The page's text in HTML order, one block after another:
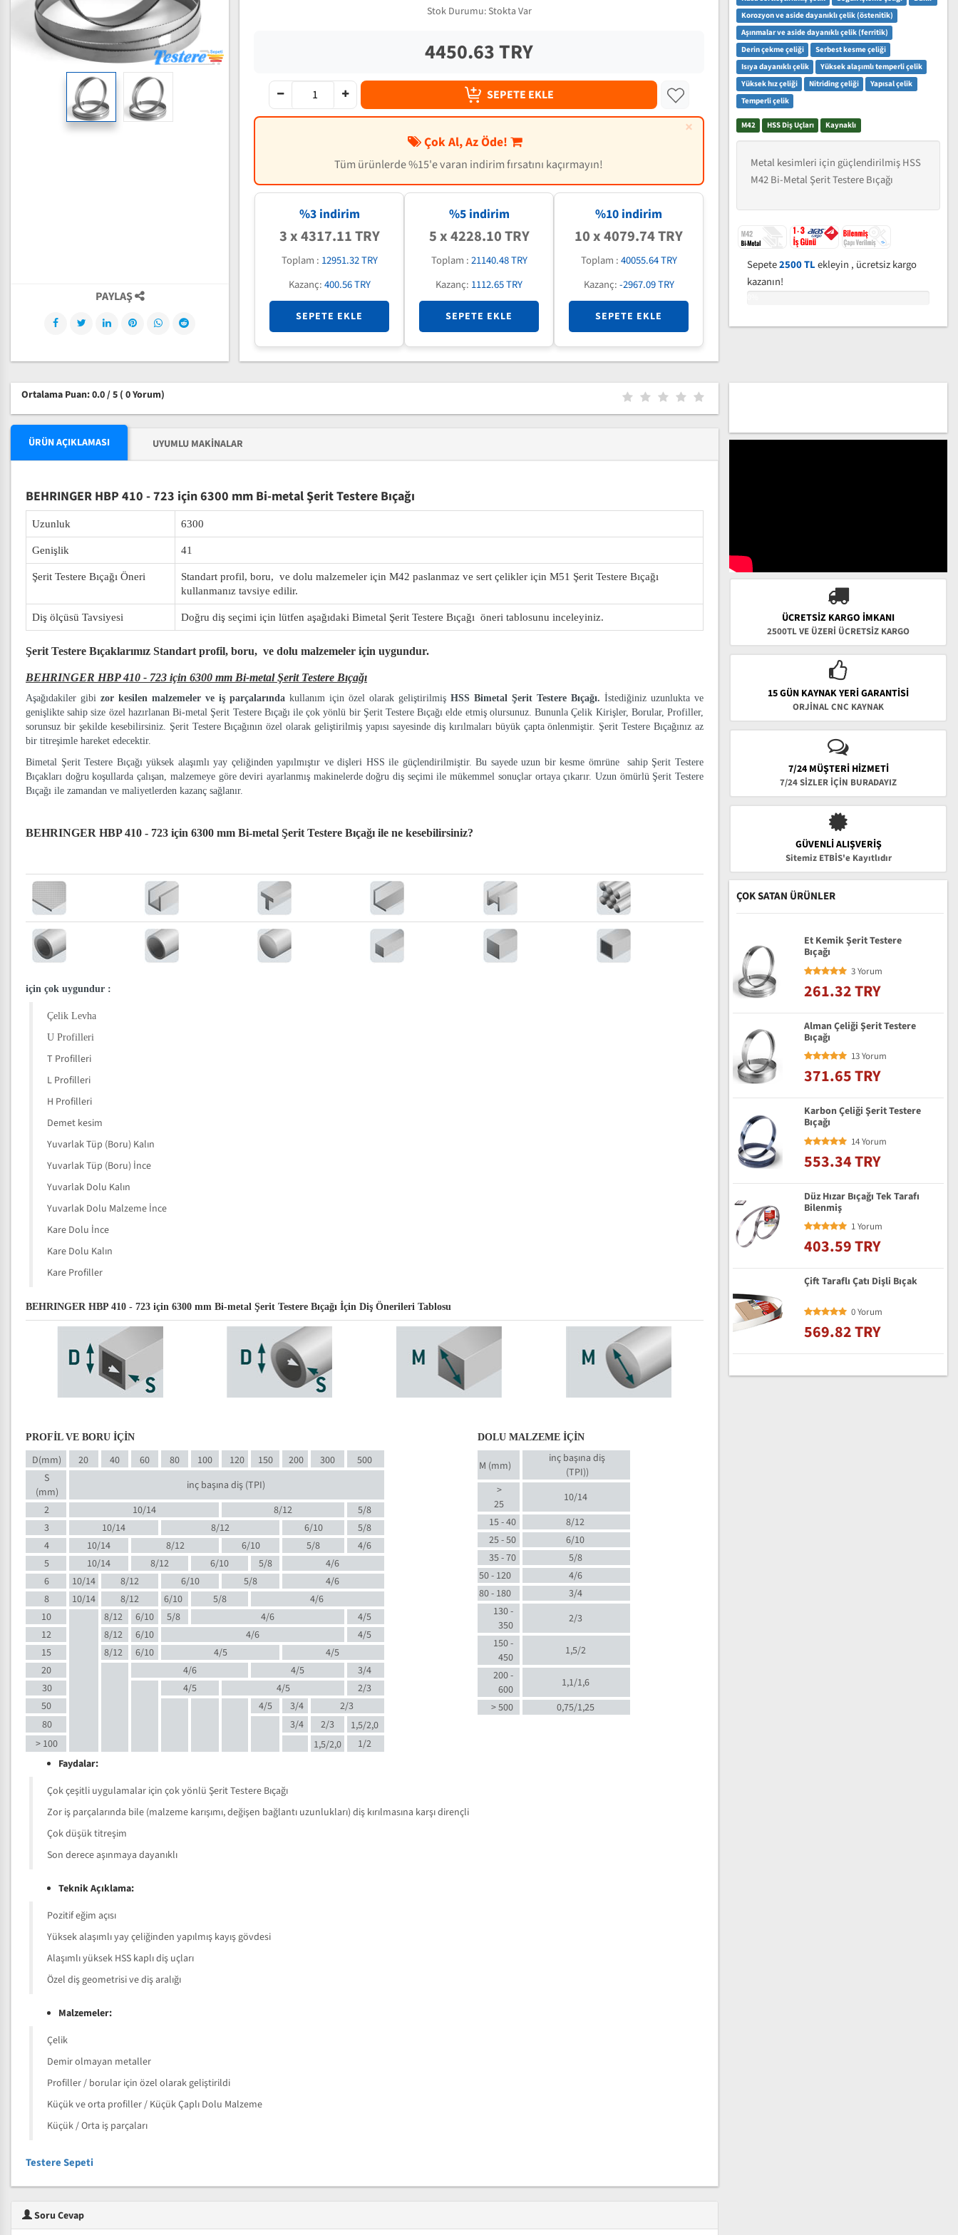
Stok Durumu: Stokta Var
4450.63 TRY
SEPETE EKLE
×
Çok Al, Az Öde!
Tüm ürünlerde %15'e varan indirim fırsatını kaçırmayın!
%3 indirim
3 x 4317.11 TRY
Toplam : 12951.32 TRY
Kazanç:400.56 TRY
SEPETE EKLE
%5 indirim
5 x 4228.10 TRY
Toplam :21140.48 TRY
Kazanç: 1112.65 TRY
SEPETE EKLE
%10 indirim
10 x 4079.74 TRY
Toplam :40055.64 TRY
Kazanç:-2967.09 TRY
SEPETE EKLE
PAYLAŞ
Korozyon ve aside dayanıklı çelik (östenitik)
Aşınmalar ve aside dayanıklı çelik (ferritik)
Derin çekme çeliği
Serbest kesme çeliği
Isıya dayanıklı çelik
Yüksek alaşımlı temperli çelik
Yüksek hız çeliği
Nitriding çeliği
Yapısal çelik
Temperli çelik
M42 HSS Diş Uçları Kaynaklı
Metal kesimleri için güçlendirilmiş HSS
M42 Bi-Metal Şerit Testere Bıçağı
Sepete2500 TLekleyin , ücretsiz kargo
kazanın!
Ortalama Puan: 0.0 / 5 ( 0 Yorum)
ÜRÜN AÇIKLAMASI UYUMLU MAKINALAR
BEHRINGER HBP 410 - 723 için 6300 mm Bi-metal Şerit Testere Bıçağı
Uzunluk 6300
Genişlik 41
Şerit Testere Bıçağı Öneri
Standart profil, boru, ve dolu malzemeler için M42 paslanmaz ve sert çelikler için M51 Şerit Testere Bıçağı
kullanmanız tavsiye edilir.
Diş ölçüsü Tavsiyesi Doğru diş seçimi için lütfen aşağıdaki Bimetal Şerit Testere Bıçağı öneri tablosunu inceleyiniz.
Şerit Testere Bıçaklarımız Standart profil, boru, ve dolu malzemeler için uygundur.
BEHRINGER HBP 410 - 723 için 6300 mm Bi-metal Şerit Testere Bıçağı
Aşağıdakiler gibi zor kesilen malzemeler ve iş parçalarında kullanım için özel olarak geliştirilmiş HSS Bimetal Şerit Testere Bıçağı. İstediğiniz uzunlukta ve
genişlikte sahip size özel hazırlanan Bi-metal Şerit Testere Bıçağı ile çok yönlü bir Şerit Testere Bıçağı elde etmiş olursunuz. Bununla Çelik Kirişler, Borular, Profiller,
sorunsuz bir şekilde kesebilirsiniz. Şerit Testere Bıçağının özel olarak geliştirilmiş yapısı sayesinde diş kırılmaları büyük çapta önlenmiştir. Şerit Testere Bıçağınız az
bir titreşimle hareket edecektir.
Bimetal Şerit Testere Bıçağı yüksek alaşımlı yay çeliğinden yapılmıştır ve dişleri HSS ile güçlendirilmiştir. Bu sayede uzun bir kesme ömrüne sahip Şerit Testere
Bıçakları doğru koşullarda çalışan, malzemeye göre deviri ayarlanmış makinelerde doğru diş seçimi ile mükemmel sonuçlar ortaya çıkarır. Uzun ömürlü Şerit Testere
Bıçağı ile zamandan ve maliyetlerden kazanç sağlanır.
BEHRINGER HBP 410 - 723 için 6300 mm Bi-metal Şerit Testere Bıçağı ile ne kesebilirsiniz?
için çok uygundur :
Çelik Levha
U Profilleri
T Profilleri
L Profilleri
H Profilleri
Demet kesim
Yuvarlak Tüp (Boru) Kalın
Yuvarlak Tüp (Boru) İnce
Yuvarlak Dolu Kalın
Yuvarlak Dolu Malzeme İnce
Kare Dolu İnce
Kare Dolu Kalın
Kare Profiller
BEHRINGER HBP 410 - 723 için 6300 mm Bi-metal Şerit Testere Bıçağı İçin Diş Önerileri Tablosu
PROFİL VE BORU İÇİN
D(mm) 20 40 60 80 100 120 150 200 300
500
S
(mm)
inç başına diş (TPI)
2
10/14 8/12
5/8
3
10/14 8/12 6/10
5/8
4
10/14 8/12 6/10 5/8
4/6
5
10/14 8/12 6/10 5/8
4/6
6
10/14 8/12 6/10 5/8
4/6
8
10/14 8/12 6/10 5/8
4/6
10
8/12 6/10 5/8 4/6
4/5
12
8/12 6/10 4/6
4/5
15
8/12 6/10 4/5
4/5
20
4/6 4/5
3/4
30
4/5 4/5
2/3
50
4/5 3/4
2/3
80
3/4 2/3
1,5/2,0
> 100
1,5/2,0 1/2
DOLU MALZEME İÇİN
M (mm)
inç başına diş
(TPI))
>
25
10/14
15 - 40
8/12
25 - 50
6/10
35 - 70
5/8
50 - 120
4/6
80 - 180
3/4
130 -
350
2/3
150 -
450
1,5/2
200 -
600
1,1/1,6
> 500
0,75/1,25
Faydalar:
Çok çeşitli uygulamalar için çok yönlü Şerit Testere Bıçağı
Zor iş parçalarında bile (malzeme karışımı, değişen bağlantı uzunlukları) diş kırılmasına karşı dirençli
Çok düşük titreşim
Son derece aşınmaya dayanıklı
Teknik Açıklama:
Pozitif eğim açısı
Yüksek alaşımlı yay çeliğinden yapılmış kayış gövdesi
Alaşımlı yüksek HSS kaplı diş uçları
Özel diş geometrisi ve diş aralığı
Malzemeler:
Çelik
Demir olmayan metaller
Profiller / borular için özel olarak geliştirildi
Küçük ve orta profiller / Küçük Çaplı Dolu Malzeme
Küçük / Orta iş parçaları
Testere Sepeti
Soru Cevap
ÜCRETSIZ KARGO İMKANI
2500TL VE ÜZERİ ÜCRETSİZ KARGO
15 GÜN KAYNAK YERI GARANTISI
ORJİNAL CNC KAYNAK
7/24 MÜŞTERİ HİZMETİ
7/24 SİZLER İÇİN BURADAYIZ
GÜVENLI ALIŞVERIŞ
Sitemiz ETBİS'e Kayıtlıdır
ÇOK SATAN ÜRÜNLER
Et Kemik Şerit Testere
Bıçağı
3 Yorum
261.32 TRY
Alman Çeliği Şerit Testere
Bıçağı
13 Yorum
371.65 TRY
Karbon Çeliği Şerit Testere
Bıçağı
14 Yorum
553.34 TRY
Düz Hızar Bıçağı Tek Tarafı
Bilenmiş
1 Yorum
403.59 TRY
Çift Taraflı Çatı Dişli Bıçak
0 Yorum
569.82 TRY